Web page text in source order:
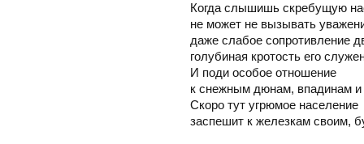
Когда слышишь скребущую
не может не вызывать
даже слабое сопротивление
голубиная кротость его
И поди особое отношение
к снежным дюнам, впадинам
Скоро тут угрюмое население
заспешит к железкам своим,